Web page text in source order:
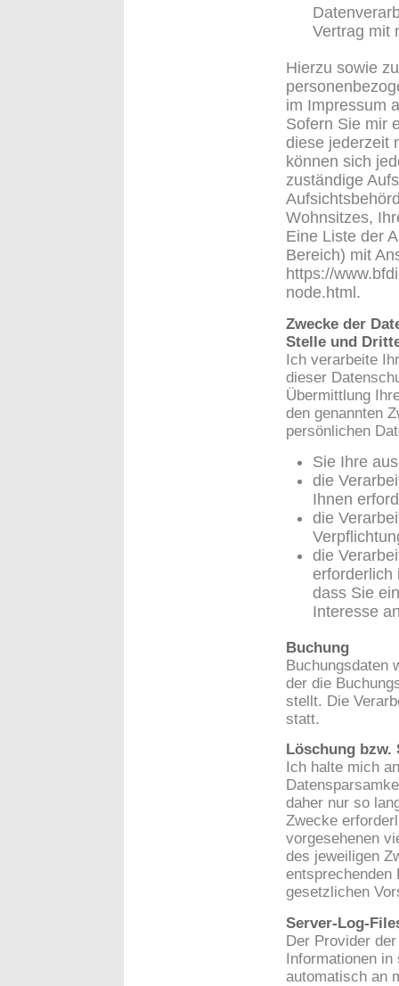
Vertrag mit
Hierzu sowie
im Impressum
Sofern Sie mir
diese jederzeit
können sich
zuständige
Wohnsitzes,
Eine Liste der
Bereich) mit
https://
node.html.
Zwecke der
Stelle und
Ich verarbeite
dieser
Übermittlung
den genannten
persönlichen
Sie Ihre
die
Ihnen
die
die
erforderlich
dass Sie
Interesse
Buchung
Buchungsdaten
der die
stellt. Die
statt.
Löschung bzw.
Ich halte mich
daher nur so
Zwecke
vorgesehenen
des jeweiligen
entsprechenden
gesetzlichen
Server-Log-
Der Provider
Informationen
automatisch an